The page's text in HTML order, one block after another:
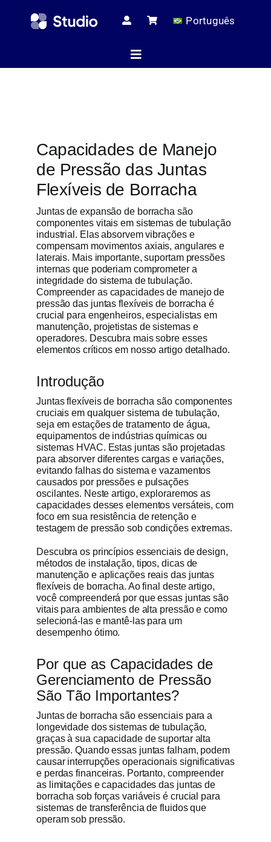
Português
Toggle
Artigos
Obter
Capacidades de Manejo
de Pressão das Juntas
Flexíveis de Borracha
Juntas de expansão de borracha são
componentes vitais em sistemas de tubulação
industrial. Elas absorvem vibrações e
compensam movimentos axiais, angulares e
laterais. Mais importante, suportam pressões
internas que poderiam comprometer a
integridade do sistema de tubulação.
Compreender as capacidades de manejo de
pressão das juntas flexíveis de borracha é
crucial para engenheiros, especialistas em
manutenção, projetistas de sistemas e
operadores. Descubra mais sobre esses
elementos críticos em nosso artigo detalhado.
Introdução
Juntas flexíveis de borracha são componentes
cruciais em qualquer sistema de tubulação,
seja em estações de tratamento de água,
equipamentos de indústrias químicas ou
sistemas HVAC. Estas juntas são projetadas
para absorver diferentes cargas e variações,
evitando falhas do sistema e vazamentos
causados por pressões e pulsações
oscilantes. Neste artigo, exploraremos as
capacidades desses elementos versáteis, com
foco em sua resistência de retenção e
testagem de pressão sob condições extremas.
Descubra os princípios essenciais de design,
métodos de instalação, tipos, dicas de
manutenção e aplicações reais das juntas
flexíveis de borracha. Ao final deste artigo,
você compreenderá por que essas juntas são
vitais para ambientes de alta pressão e como
selecioná-las e mantê-las para um
desempenho ótimo.
Por que as Capacidades de
Gerenciamento de Pressão
São Tão Importantes?
Juntas de borracha são essenciais para a
longevidade dos sistemas de tubulação,
graças à sua capacidade de suportar alta
pressão. Quando essas juntas falham, podem
causar interrupções operacionais significativas
e perdas financeiras. Portanto, compreender
as limitações e capacidades das juntas de
borracha sob forças variáveis é crucial para
sistemas de transferência de fluidos que
operam sob pressão.